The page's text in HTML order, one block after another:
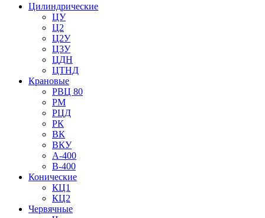
Цилиндрические
ЦУ
Ц2
Ц2У
Ц3У
ЦДН
ЦТНД
Крановые
РВЦ 80
РМ
РЦД
РК
ВК
ВКУ
А-400
В-400
Конические
КЦ1
КЦ2
Червячные